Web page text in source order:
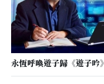
永恆呼喚遊子歸《遊子吟